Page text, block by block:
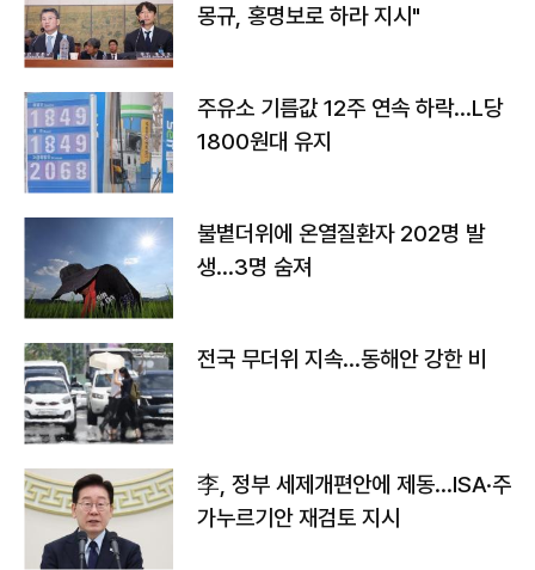
몽규, 홍명보로 하라 지시"
주유소 기름값 12주 연속 하락…L당
1800원대 유지
불볕더위에 온열질환자 202명 발
생…3명 숨져
전국 무더위 지속…동해안 강한 비
李, 정부 세제개편안에 제동…ISA·주
가누르기안 재검토 지시